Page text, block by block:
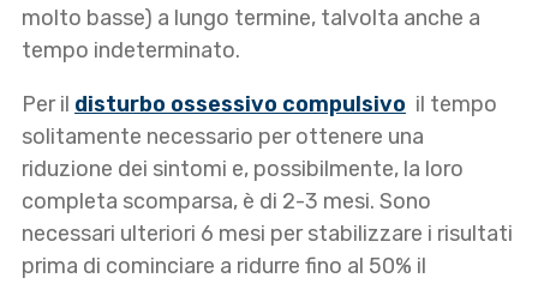
molto basse) a lungo termine, talvolta anche a
tempo indeterminato.
Per il disturbo ossessivo compulsivo il tempo
solitamente necessario per ottenere una
riduzione dei sintomi e, possibilmente, la loro
completa scomparsa, è di 2-3 mesi. Sono
necessari ulteriori 6 mesi per stabilizzare i risultati
prima di cominciare a ridurre fino al 50% il